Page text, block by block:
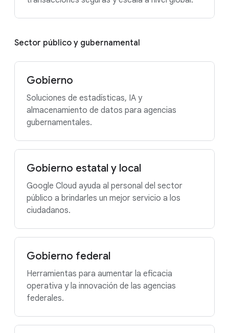
Sector público y gubernamental
Gobierno
Soluciones de estadísticas, IA y
almacenamiento de datos para agencias
gubernamentales.
Gobierno estatal y local
Google Cloud ayuda al personal del sector
público a brindarles un mejor servicio a los
ciudadanos.
Gobierno federal
Herramientas para aumentar la eficacia
operativa y la innovación de las agencias
federales.